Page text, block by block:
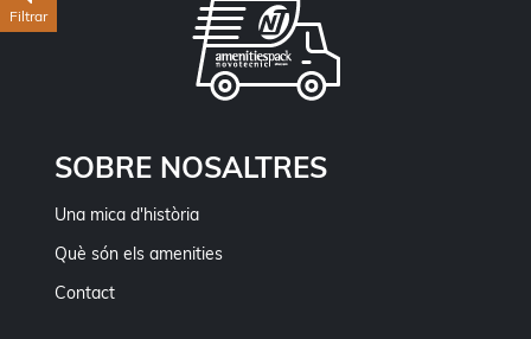
SOBRE NOSALTRES
Una mica d'història
Què són els amenities
Contact
Filtrar